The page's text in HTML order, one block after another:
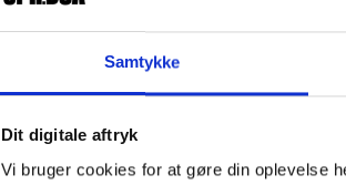
Samtykke
Dit digitale aftryk
Vi bruger cookies for at gøre din oplevelse